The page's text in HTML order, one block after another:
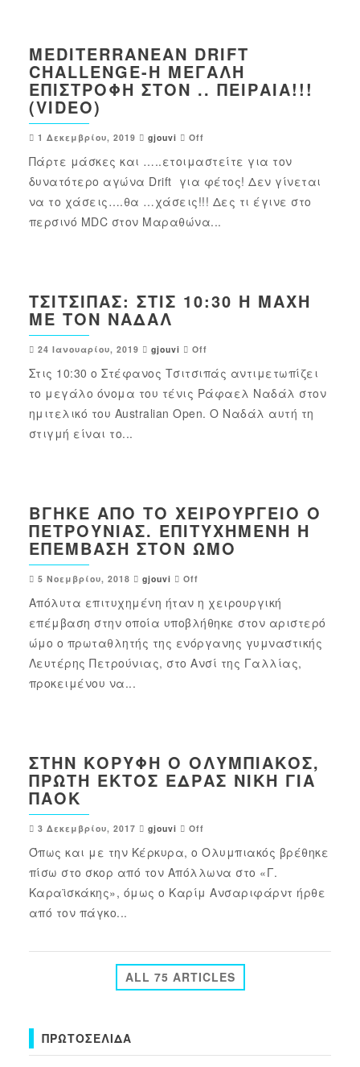
MEDITERRANEAN DRIFT
CHALLENGE-Η ΜΕΓΆΛΗ
ΕΠΙΣΤΡΟΦΉ ΣΤΟΝ .. ΠΕΙΡΑΙΆ!!!
(VIDEO)
1 Δεκεμβρίου, 2019 gjouvi Off
Πάρτε μάσκες και …..ετοιμαστείτε για τον
δυνατότερο αγώνα Drift για φέτος! Δεν γίνεται
να το χάσεις….θα …χάσεις!!! Δες τι έγινε στο
περσινό MDC στον Μαραθώνα...
ΤΣΙΤΣΙΠΆΣ: ΣΤΙΣ 10:30 Η ΜΆΧΗ
ΜΕ ΤΟΝ ΝΑΔΆΛ
24 Ιανουαρίου, 2019 gjouvi Off
Στις 10:30 ο Στέφανος Τσιτσιπάς αντιμετωπίζει
το μεγάλο όνομα του τένις Ράφαελ Ναδάλ στον
ημιτελικό του Australian Open. Ο Ναδάλ αυτή τη
στιγμή είναι το...
ΒΓΉΚΕ ΑΠΌ ΤΟ ΧΕΙΡΟΥΡΓΕΊΟ Ο
ΠΕΤΡΟΎΝΙΑΣ. ΕΠΙΤΥΧΗΜΈΝΗ Η
ΕΠΈΜΒΑΣΗ ΣΤΟΝ ΏΜΟ
5 Νοεμβρίου, 2018 gjouvi Off
Απόλυτα επιτυχημένη ήταν η χειρουργική
επέμβαση στην οποία υποβλήθηκε στον αριστερό
ώμο ο πρωταθλητής της ενόργανης γυμναστικής
Λευτέρης Πετρούνιας, στο Ανσί της Γαλλίας,
προκειμένου να...
ΣΤΗΝ ΚΟΡΥΦΉ Ο ΟΛΥΜΠΙΑΚΌΣ,
ΠΡΏΤΗ ΕΚΤΌΣ ΈΔΡΑΣ ΝΊΚΗ ΓΙΑ
ΠΑΟΚ
3 Δεκεμβρίου, 2017 gjouvi Off
Όπως και με την Κέρκυρα, ο Ολυμπιακός βρέθηκε
πίσω στο σκορ από τον Απόλλωνα στο «Γ.
Καραϊσκάκης», όμως ο Καρίμ Ανσαριφάρντ ήρθε
από τον πάγκο...
ALL 75 ARTICLES
ΠΡΩΤΟΣΈΛΙΔΑ